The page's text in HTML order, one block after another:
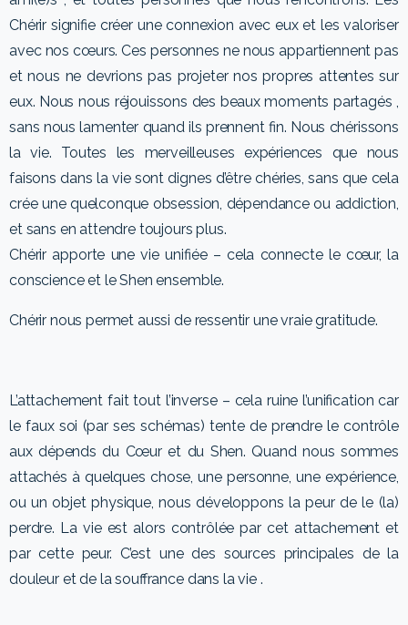
Chérir signifie créer une connexion avec eux et les valoriser
avec nos cœurs. Ces personnes ne nous appartiennent pas
et nous ne devrions pas projeter nos propres attentes sur
eux. Nous nous réjouissons des beaux moments partagés ,
sans nous lamenter quand ils prennent fin. Nous chérissons
la vie. Toutes les merveilleuses expériences que nous
faisons dans la vie sont dignes d’être chéries, sans que cela
crée une quelconque obsession, dépendance ou addiction,
et sans en attendre toujours plus.
Chérir apporte une vie unifiée – cela connecte le cœur, la
conscience et le Shen ensemble.
Chérir nous permet aussi de ressentir une vraie gratitude.
L’attachement fait tout l’inverse – cela ruine l’unification car
le faux soi (par ses schémas) tente de prendre le contrôle
aux dépends du Cœur et du Shen. Quand nous sommes
attachés à quelques chose, une personne, une expérience,
ou un objet physique, nous développons la peur de le (la)
perdre. La vie est alors contrôlée par cet attachement et
par cette peur. C’est une des sources principales de la
douleur et de la souffrance dans la vie .